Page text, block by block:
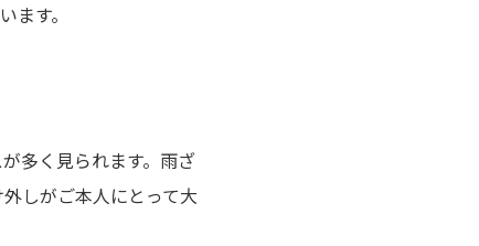
ます。
多く見られます。雨ざ
しがご本人にとって大